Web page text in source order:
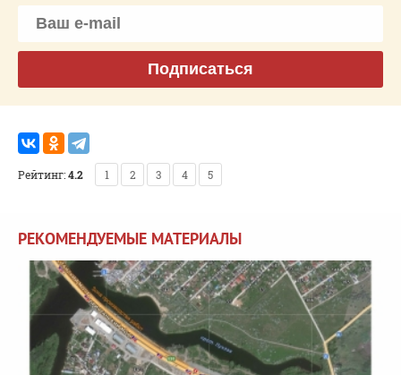
Подписаться
Рейтинг:4.2 1 2 3 4 5
РЕКОМЕНДУЕМЫЕ МАТЕРИАЛЫ